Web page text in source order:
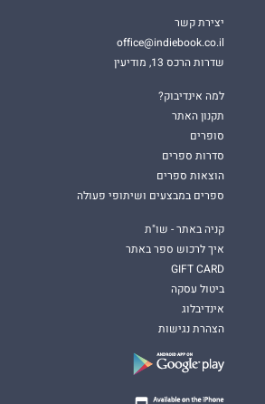
יצירת קשר
office@indiebook.co.il
שדרות הרכס 13, מודיעין
למה אינדיבוק?
תקנון האתר
סופרים
סדרות ספרים
הוצאות ספרים
ספרים במבצעים ושיתופי פעולה
קניה באתר - שו"ת
איך לרכוש ספר באתר
GIFT CARD
ביטול עסקה
אינדיבלוג
הצהרת נגישות